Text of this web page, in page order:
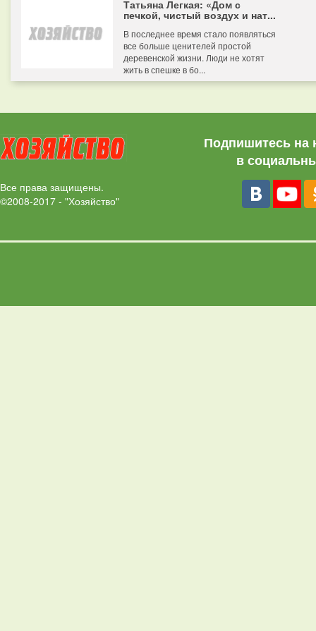
Татьяна Легкая: «Дом с
печкой, чистый воздух и нат...
В последнее время стало появляться
все больше ценителей простой
деревенской жизни. Люди не хотят
жить в спешке в бо...
Все права защищены.
©2008-2017 - "Хозяйство"
Подпишитесь на
в